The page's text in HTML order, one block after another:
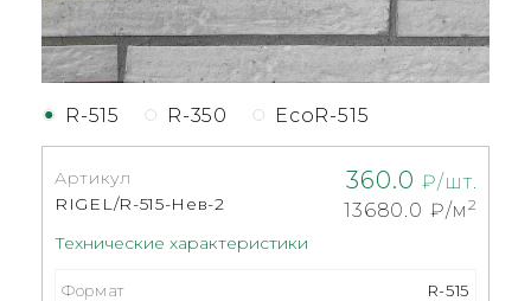
360.0 ₽/шт.
13680.0 ₽/м2
R-515 R-350 EcoR-515
Технические характеристики
Артикул
RIGEL/R-515-Нев-2
Формат R-515